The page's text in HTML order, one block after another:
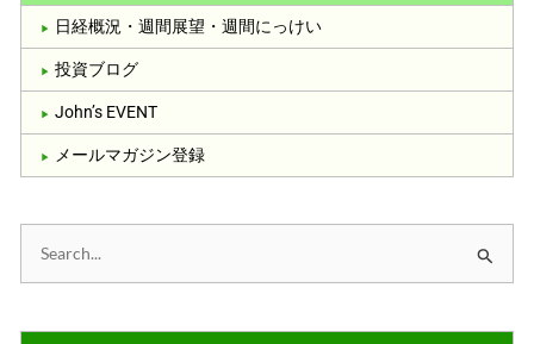
日経概況・週間展望・週間にっけい
投資ブログ
John’s EVENT
メールマガジン登録